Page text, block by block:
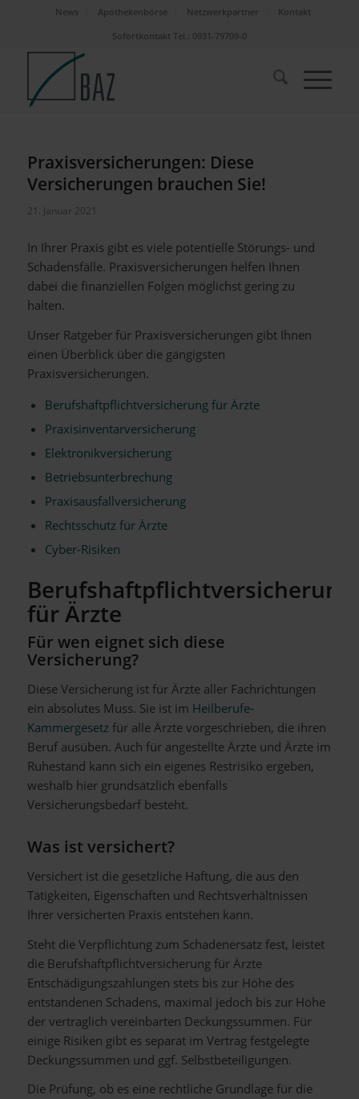
News Apothekenbörse Netzwerkpartner
Kontakt
Sofortkontakt Tel.: 0931-79709-0
Praxisversicherungen: Diese
Versicherungen brauchen Sie!
21. Januar 2021
In Ihrer Praxis gibt es viele potentielle Störungs- und
Schadensfälle. Praxisversicherungen helfen Ihnen
dabei die finanziellen Folgen möglichst gering zu
halten.
Unser Ratgeber für Praxisversicherungen gibt Ihnen
einen Überblick über die gängigsten
Praxisversicherungen.
Berufshaftpflichtversicherung für Ärzte
Praxisinventarversicherung
Elektronikversicherung
Betriebsunterbrechung
Praxisausfallversicherung
Rechtsschutz für Ärzte
Cyber-Risiken
Berufshaftpflichtversicherung
für Ärzte
Für wen eignet sich diese
Versicherung?
Diese Versicherung ist für Ärzte aller Fachrichtungen
ein absolutes Muss. Sie ist im Heilberufe-
Kammergesetzfür alle Ärzte vorgeschrieben, die ihren
Beruf ausüben. Auch für angestellte Ärzte und Ärzte im
Ruhestand kann sich ein eigenes Restrisiko ergeben,
weshalb hier grundsätzlich ebenfalls
Versicherungsbedarf besteht.
Was ist versichert?
Versichert ist die gesetzliche Haftung, die aus den
Tätigkeiten, Eigenschaften und Rechtsverhältnissen
Ihrer versicherten Praxis entstehen kann.
Steht die Verpflichtung zum Schadenersatz fest, leistet
die Berufshaftpflichtversicherung für Ärzte
Entschädigungszahlungen stets bis zur Höhe des
entstandenen Schadens, maximal jedoch bis zur Höhe
der vertraglich vereinbarten Deckungssummen. Für
einige Risiken gibt es separat im Vertrag festgelegte
Deckungssummen und ggf. Selbstbeteiligungen.
Die Prüfung, ob es eine rechtliche Grundlage für die